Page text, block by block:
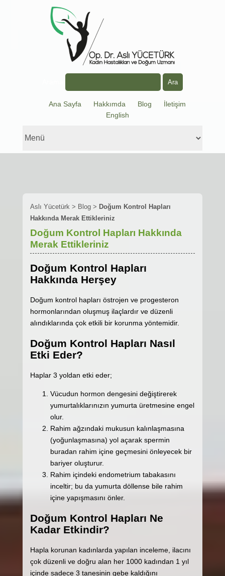
Ana Sayfa Hakkımda Blog
İletişim
English
Aslı Yücetürk> Blog> Doğum Kontrol Hapları
Hakkında Merak Ettikleriniz
Doğum Kontrol Hapları Hakkında
Merak Ettikleriniz
Doğum Kontrol Hapları
Hakkında Herşey
Doğum kontrol hapları östrojen ve progesteron
hormonlarından oluşmuş ilaçlardır ve düzenli
alındıklarında çok etkili bir korunma yöntemidir.
Doğum Kontrol Hapları Nasıl
Etki Eder?
Haplar 3 yoldan etki eder;
Vücudun hormon dengesini değiştirerek
yumurtalıklarınızın yumurta üretmesine engel
olur.
Rahim ağzındaki mukusun kalınlaşmasına
(yoğunlaşmasına) yol açarak spermin
buradan rahim içine geçmesini önleyecek bir
bariyer oluşturur.
Rahim içindeki endometrium tabakasını
inceltir; bu da yumurta döllense bile rahim
içine yapışmasını önler.
Doğum Kontrol Hapları Ne
Kadar Etkindir?
Hapla korunan kadınlarda yapılan inceleme, ilacını
çok düzenli ve doğru alan her 1000 kadından 1 yıl
içinde sadece 3 tanesinin gebe kaldığını